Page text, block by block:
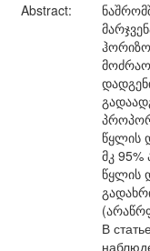
Abstract:
წყლის
მკ
წყლის
В